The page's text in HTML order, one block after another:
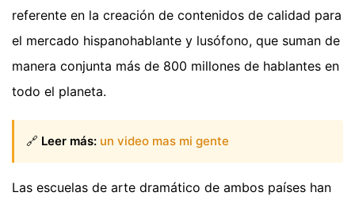
referente en la creación de contenidos de calidad para
el mercado hispanohablante y lusófono, que suman de
manera conjunta más de 800 millones de hablantes en
todo el planeta.
🔗 Leer más: un video mas mi gente
Las escuelas de arte dramático de ambos países han